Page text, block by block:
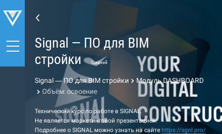
Signal — ПО для BIM
стройки
Средний
Signal — ПО для BIM стройки
Модуль DASHBOARD
Объём: освоение
Технический курс по работе в SIGNAL.
Не является маркетинговой презентацией.
Подробнее о SIGNAL можно узнать на сайте https://sgnl.pro/